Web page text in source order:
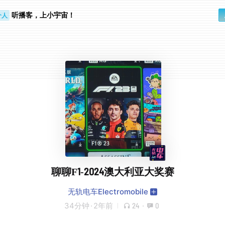
听播客，上小宇宙！
聊聊F1-2024澳大利亚大奖赛
无轨电车Electromobile
34分钟 · 2年前 24 · 0